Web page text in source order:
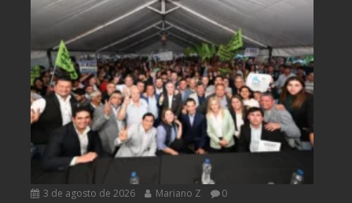
3 de agosto de 2026 Mariano Z 0